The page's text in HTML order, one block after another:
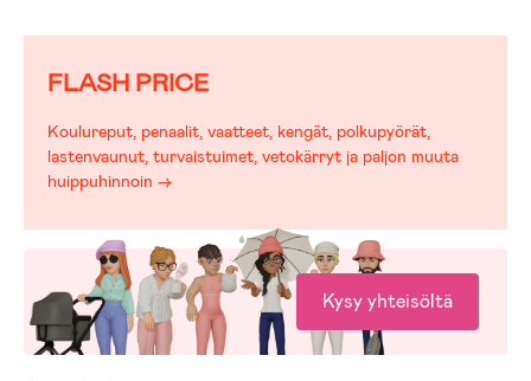
FLASH PRICE
Koulureput, penaalit, vaatteet, kengät, polkupyörät,
lastenvaunut, turvaistuimet, vetokärryt ja paljon muuta
huippuhinnoin →
Kysy yhteisöltä